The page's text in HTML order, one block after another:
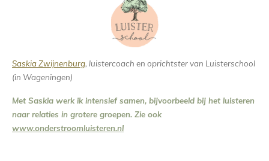
Saskia Zwijnenburg, luistercoach en oprichtster van Luisterschool
(in Wageningen)
Met Saskia werk ik intensief samen, bijvoorbeeld bij het luisteren
naar relaties in grotere groepen. Zie ook
www.onderstroomluisteren.nl